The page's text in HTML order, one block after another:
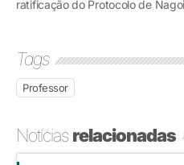
ratificação do Protocolo de
Tags
Professor
Notíciasrelacionadas